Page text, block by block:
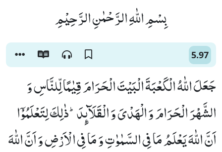
بِسْمِ اللّٰهِ الرَّحْمٰنِ الرَّحِیْمِ
5.97
جَعَلَ اللّٰهُ الْكَعْبَةَ الْبَیْتَ الْحَرَامَ قِیٰمًا لِّلنَّاسِ وَ
الشَّهْرَ الْحَرَامَ وَ الْهَدْیَ وَ الْقَلَآىٕدَؕ-ذٰلِكَ لِتَعْلَمُوْۤا
اَنَّ اللّٰهَ یَعْلَمُ مَا فِی السَّمٰوٰتِ وَ مَا فِی الْاَرْضِ وَ اَنَّ اللّٰهَ